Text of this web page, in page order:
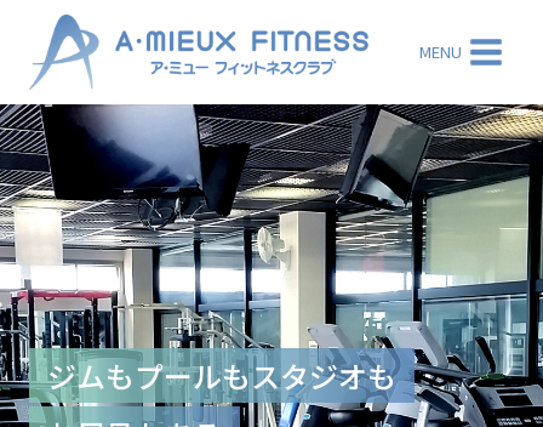
ス
キ
ッ
プ
MENU
ジムもプールもスタジオも